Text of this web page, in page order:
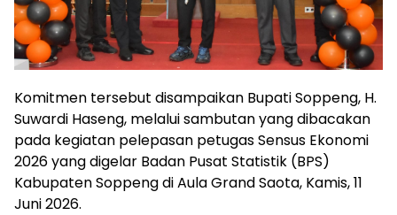
Komitmen tersebut disampaikan Bupati Soppeng, H.
Suwardi Haseng, melalui sambutan yang dibacakan
pada kegiatan pelepasan petugas Sensus Ekonomi
2026 yang digelar Badan Pusat Statistik (BPS)
Kabupaten Soppeng di Aula Grand Saota, Kamis, 11
Juni 2026.